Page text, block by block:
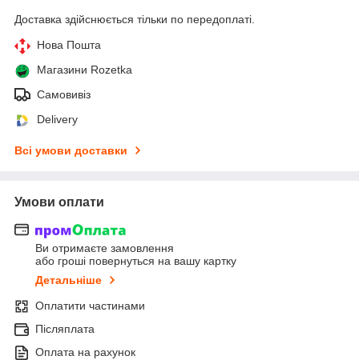
Доставка здійснюється тільки по передоплаті.
Нова Пошта
Магазини Rozetka
Самовивіз
Delivery
Всі умови доставки
Умови оплати
Ви отримаєте замовлення
або гроші повернуться на вашу картку
Детальніше
Оплатити частинами
Післяплата
Оплата на рахунок